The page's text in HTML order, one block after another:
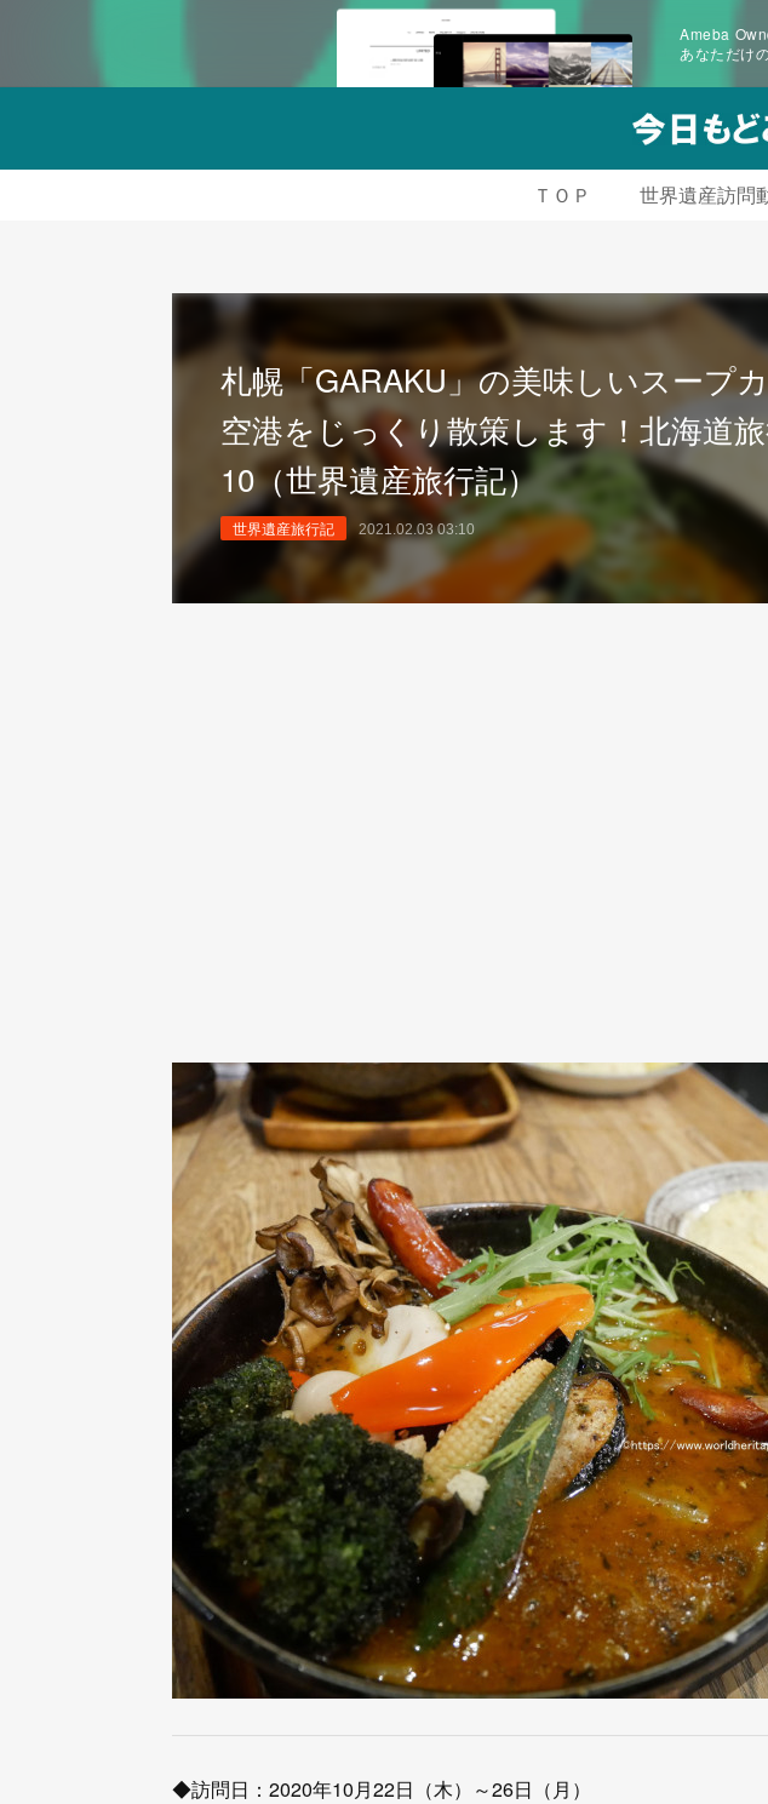
Ameba
あなただけ
ＴＯＰ 世界遺産訪問
札幌「GARAKU」の美味しいスープ
空港をじっくり散策します！北海道
10（世界遺産旅行記）
世界遺産旅行記 2021.02.03 03:10
◆訪問日：2020年10月22日（木）～26日（月）